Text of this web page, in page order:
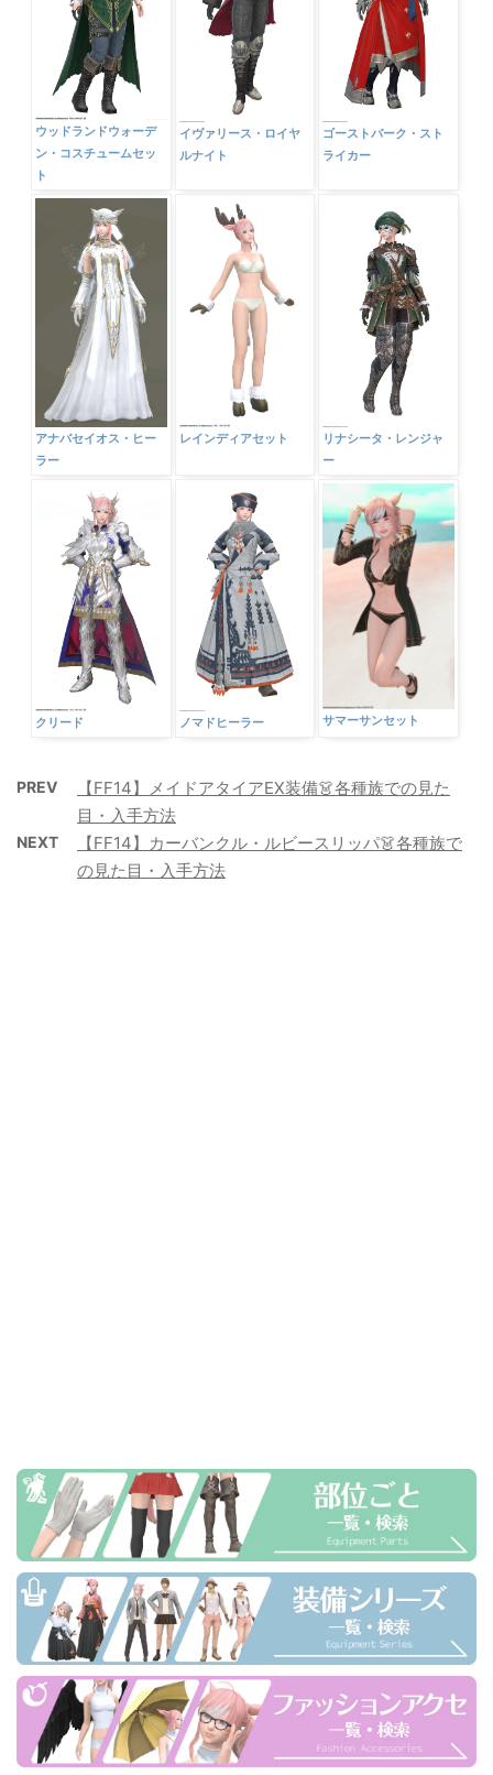
ウッドランドウォーデ
ン・コスチュームセッ
ト
イヴァリース・ロイヤ
ルナイト
ゴーストバーク・スト
ライカー
アナバセイオス・ヒー
ラー
レインディアセット
リナシータ・レンジャ
ー
クリード ノマドヒーラー サマーサンセット
PREV
【FF14】メイドアタイアEX装備👗各種族での見た
目・入手方法
NEXT
【FF14】カーバンクル・ルビースリッパ👗各種族で
の見た目・入手方法